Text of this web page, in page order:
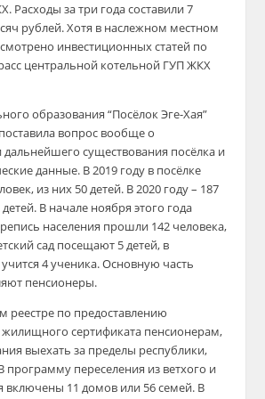
Расходы за три года составили 7
рублей. Хотя в наслежном местном
инвестиционных статей по
центральной котельной ГУП ЖКХ
образования “Посёлок Эге-Хая”
вопрос вообще о
дальнейшего существования посёлка и
данные. В 2019 году в посёлке
из них 50 детей. В 2020 году – 187
В начале ноября этого года
населения прошли 142 человека,
сад посещают 5 детей, в
4 ученика. Основную часть
пенсионеры.
реестре по предоставлению
жилищного сертификата пенсионерам,
выехать за пределы республики,
программу переселения из ветхого и
включены 11 домов или 56 семей. В